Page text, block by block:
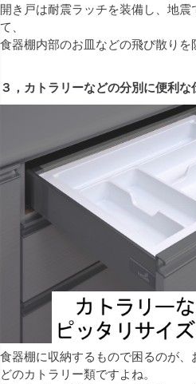
開き戸は耐震ラッチを装備し、地
て、
食器棚内部のお皿などの飛び散りを
３，カトラリーなどの分別に便利な
食器棚に収納するもので困るのが
どのカトラリー類ですよね。